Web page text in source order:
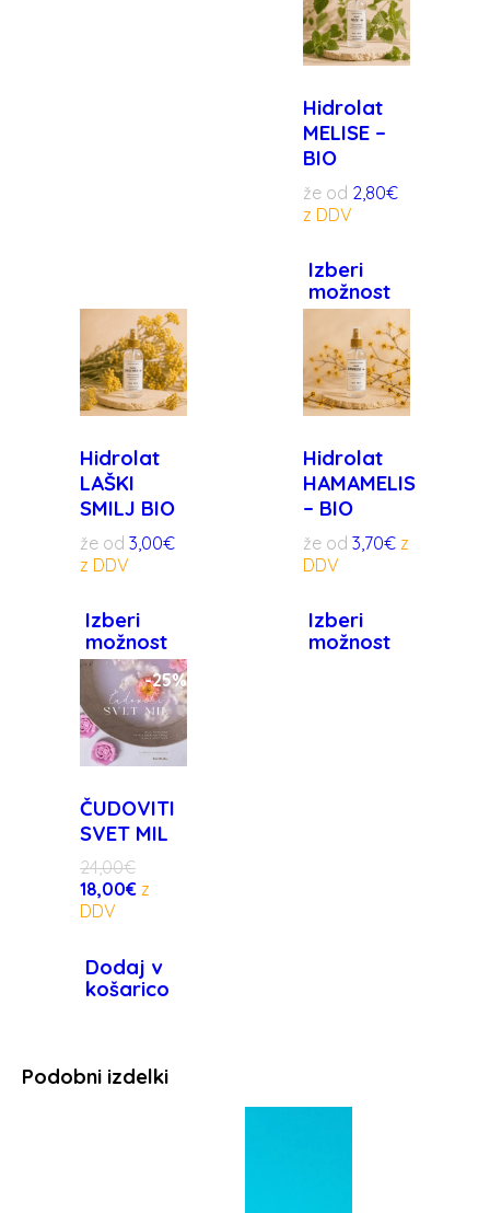
Hidrolat
MELISE –
BIO
že od 2,80€
Izberi
možnost
Hidrolat
LAŠKI
SMILJ BIO
že od 3,00€
Izberi
možnost
Hidrolat
HAMAMELIS
– BIO
že od 3,70€
Izberi
možnost
-25%
ČUDOVITI
SVET MIL
24,00€
18,00€
Dodaj v
košarico
Podobni izdelki